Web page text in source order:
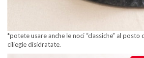
*potete usare anche le noci “classiche” al posto
ciliegie disidratate.